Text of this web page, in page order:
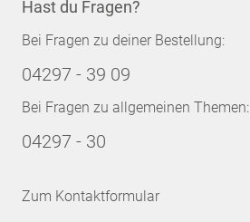
Hast du Fragen?
Bei Fragen zu deiner Bestellung:
04297 - 39 09
Bei Fragen zu allgemeinen Themen:
04297 - 30
Zum Kontaktformular